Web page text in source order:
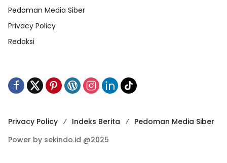
Pedoman Media Siber
Privacy Policy
Redaksi
Privacy Policy Indeks Berita
Pedoman Media Siber
Power by sekindo.id @2025